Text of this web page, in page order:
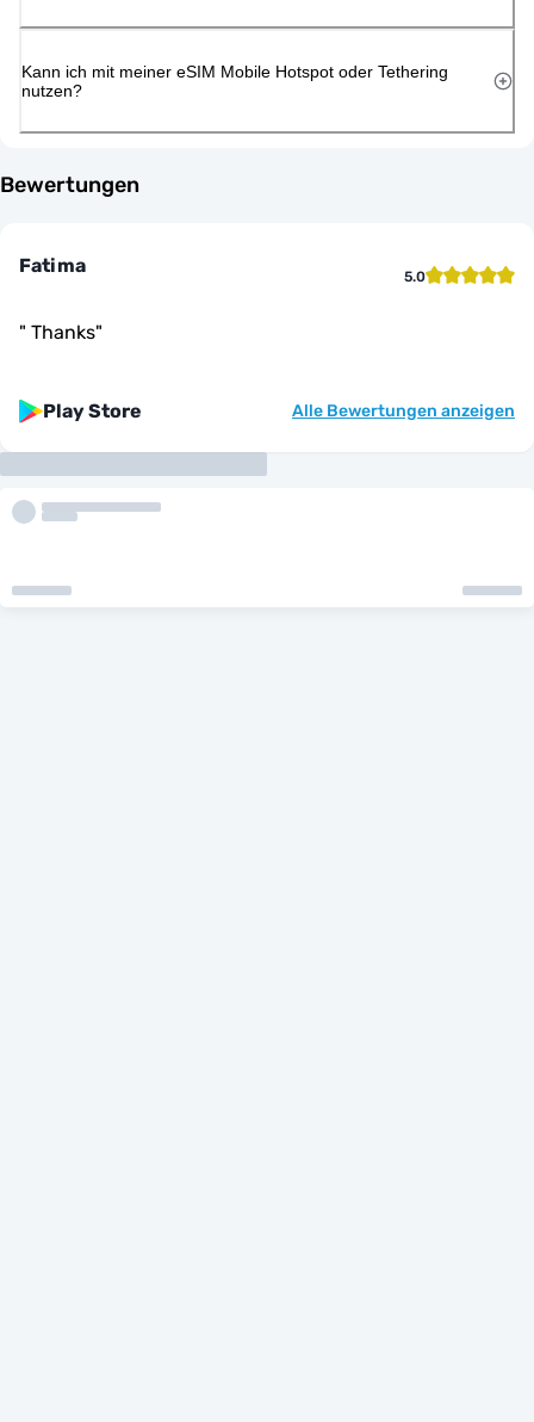
Kann ich mit meiner eSIM Mobile Hotspot oder Tethering
nutzen?
Bewertungen
Fatima 5.0
" Thanks"
Play Store Alle Bewertungen anzeigen